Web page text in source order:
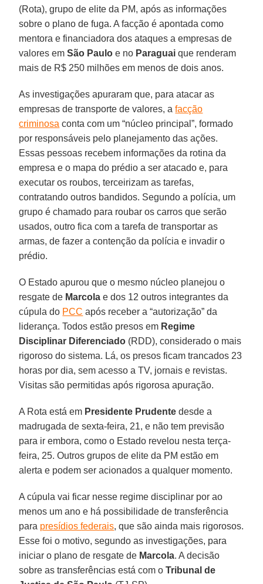
(Rota), grupo de elite da PM, após as informações
sobre o plano de fuga. A facção é apontada como
mentora e financiadora dos ataques a empresas de
valores emSão Paulo e no Paraguai que renderam
mais de R$ 250 milhões em menos de dois anos.
As investigações apuraram que, para atacar as
empresas de transporte de valores, afacção
criminosa conta com um “núcleo principal”, formado
por responsáveis pelo planejamento das ações.
Essas pessoas recebem informações da rotina da
empresa e o mapa do prédio a ser atacado e, para
executar os roubos, terceirizam as tarefas,
contratando outros bandidos. Segundo a polícia, um
grupo é chamado para roubar os carros que serão
usados, outro fica com a tarefa de transportar as
armas, de fazer a contenção da polícia e invadir o
prédio.
O Estado apurou que o mesmo núcleo planejou o
resgate de Marcola e dos 12 outros integrantes da
cúpula do PCC após receber a “autorização” da
liderança. Todos estão presos em Regime
Disciplinar Diferenciado (RDD), considerado o mais
rigoroso do sistema. Lá, os presos ficam trancados 23
horas por dia, sem acesso a TV, jornais e revistas.
Visitas são permitidas após rigorosa apuração.
A Rota está em Presidente Prudente desde a
madrugada de sexta-feira, 21, e não tem previsão
para ir embora, como o Estado revelou nesta terça-
feira, 25. Outros grupos de elite da PM estão em
alerta e podem ser acionados a qualquer momento.
A cúpula vai ficar nesse regime disciplinar por ao
menos um ano e há possibilidade de transferência
para presídios federais, que são ainda mais rigorosos.
Esse foi o motivo, segundo as investigações, para
iniciar o plano de resgate de Marcola. A decisão
sobre as transferências está com oTribunal de